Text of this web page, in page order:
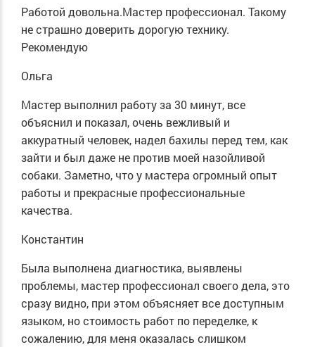
Работой довольна.Мастер профессионал. Такому
не страшно доверить дорогую технику.
Рекомендую
Ольга
Мастер выполнил работу за 30 минут, все
объяснил и показал, очень вежливый и
аккуратный человек, надел бахилы перед тем, как
зайти и был даже не против моей назойливой
собаки. Заметно, что у мастера огромный опыт
работы и прекрасные профессиональные
качества.
Константин
Была выполнена диагностика, выявлены
проблемы, мастер профессионал своего дела, это
сразу видно, при этом объясняет все доступным
языком, но стоимость работ по переделке, к
сожалению, для меня оказалась слишком